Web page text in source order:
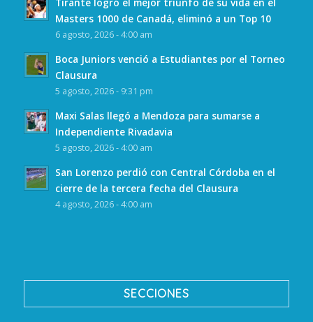
Tirante logró el mejor triunfo de su vida en el
Masters 1000 de Canadá, eliminó a un Top 10
6 agosto, 2026 - 4:00 am
Boca Juniors venció a Estudiantes por el Torneo
Clausura
5 agosto, 2026 - 9:31 pm
Maxi Salas llegó a Mendoza para sumarse a
Independiente Rivadavia
5 agosto, 2026 - 4:00 am
San Lorenzo perdió con Central Córdoba en el
cierre de la tercera fecha del Clausura
4 agosto, 2026 - 4:00 am
SECCIONES